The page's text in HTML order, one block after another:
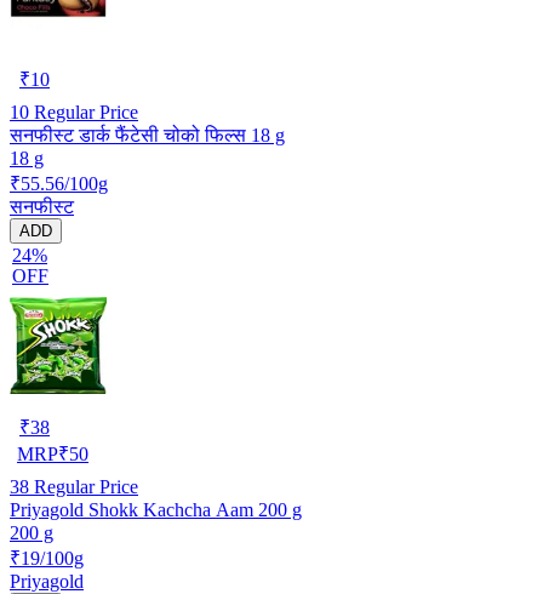
₹10
10 Regular Price
सनफीस्ट डार्क फैंटेसी चोको फिल्स 18 g
18 g
₹55.56/100g
सनफीस्ट
ADD
24%
OFF
₹38
MRP₹50
38 Regular Price
Priyagold Shokk Kachcha Aam 200 g
200 g
₹19/100g
Priyagold